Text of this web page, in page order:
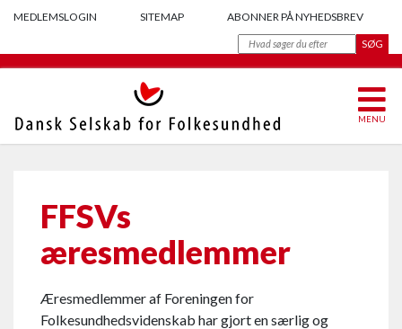
MEDLEMSLOGIN SITEMAP ABONNER PÅ NYHEDSBREV
MENU
FFSVs
æresmedlemmer
Æresmedlemmer af Foreningen for
Folkesundhedsvidenskab har gjort en særlig og